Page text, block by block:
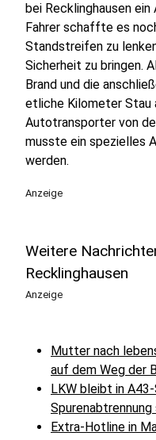
bei Recklinghausen
Fahrer schaffte es
Standstreifen zu
Sicherheit zu bringen.
Brand und die
etliche Kilometer Stau
Autotransporter von
musste ein spezielles
werden.
Anzeige
Weitere
Recklinghausen
Anzeige
Mutter nach
auf dem Weg der
LKW bleibt in
Extra-Hotline in